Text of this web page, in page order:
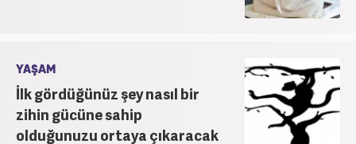
YAŞAM
İlk gördüğünüz şey nasıl bir
zihin gücüne sahip
olduğunuzu ortaya çıkaracak